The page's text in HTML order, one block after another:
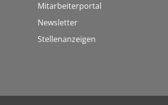
Mitarbeiterportal
Newsletter
Stellenanzeigen